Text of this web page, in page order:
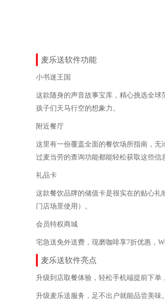
麦乐送软件功能
小书迷王国
这款随身的声音故事宝库，精心挑选全
孩子们天马行空的想象力。
附近餐厅
这里有一份覆盖全面的餐饮场所指南，
过麦当劳的查询功能都能轻松获取这些信
礼品卡
这款餐饮品牌的储值卡是很实在的贴心
门店场景使用）。
会员特权商城
宅急送免外送费，现磨咖啡享7折优惠，
麦乐送软件亮点
升级到店取餐体验，轻松手机端提前下单
升级麦乐送服务，足不出户就能品尝美味。